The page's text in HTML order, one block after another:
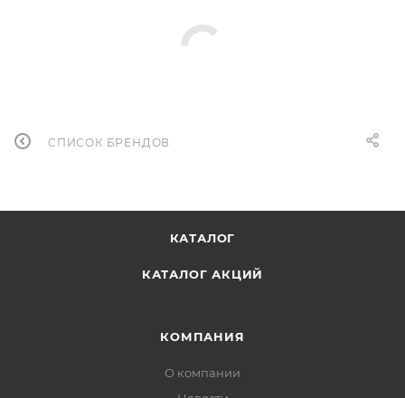
СПИСОК БРЕНДОВ
КАТАЛОГ
КАТАЛОГ АКЦИЙ
КОМПАНИЯ
О компании